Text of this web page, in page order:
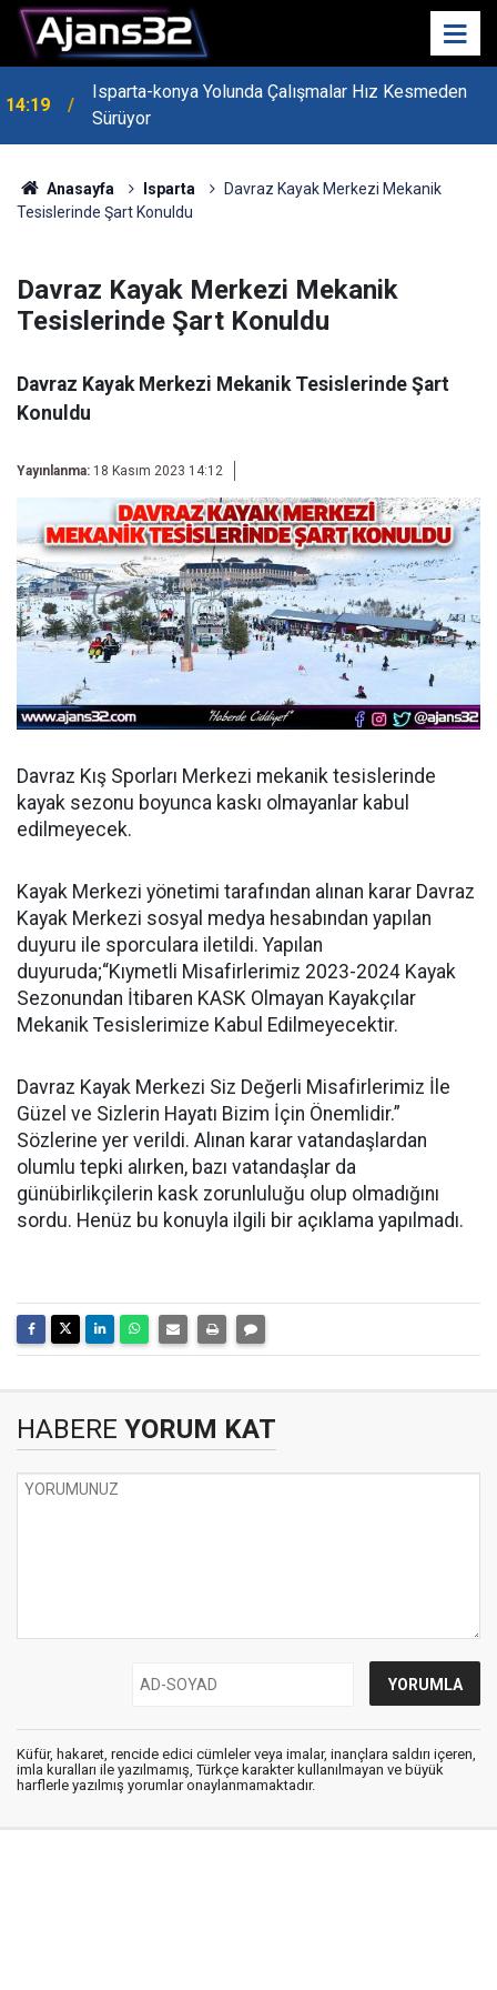
14:19
Isparta-konya Yolunda Çalışmalar Hız Kesmeden
Sürüyor
Anasayfa Isparta
Davraz Kayak Merkezi Mekanik
Tesislerinde Şart Konuldu
Davraz Kayak Merkezi Mekanik
Tesislerinde Şart Konuldu
Davraz Kayak Merkezi Mekanik Tesislerinde Şart
Konuldu
Yayınlanma: 18 Kasım 2023 14:12
Davraz Kış Sporları Merkezi mekanik tesislerinde
kayak sezonu boyunca kaskı olmayanlar kabul
edilmeyecek.
Kayak Merkezi yönetimi tarafından alınan karar Davraz
Kayak Merkezi sosyal medya hesabından yapılan
duyuru ile sporculara iletildi. Yapılan
duyuruda;“Kıymetli Misafirlerimiz 2023-2024 Kayak
Sezonundan İtibaren KASK Olmayan Kayakçılar
Mekanik Tesislerimize Kabul Edilmeyecektir.
Davraz Kayak Merkezi Siz Değerli Misafirlerimiz İle
Güzel ve Sizlerin Hayatı Bizim İçin Önemlidir.”
Sözlerine yer verildi. Alınan karar vatandaşlardan
olumlu tepki alırken, bazı vatandaşlar da
günübirlikçilerin kask zorunluluğu olup olmadığını
sordu. Henüz bu konuyla ilgili bir açıklama yapılmadı.
HABERE YORUM KAT
Küfür, hakaret, rencide edici cümleler veya imalar, inançlara saldırı içeren,
imla kuralları ile yazılmamış, Türkçe karakter kullanılmayan ve büyük
harflerle yazılmış yorumlar onaylanmamaktadır.